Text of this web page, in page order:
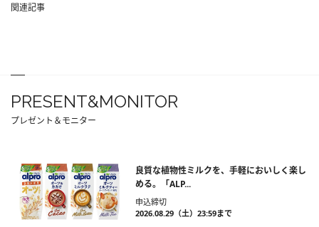
関連記事
PRESENT&MONITOR
プレゼント＆モニター
良質な植物性ミルクを、手軽においしく楽し
める。「ALP...
申込締切
2026.08.29（土）23:59まで